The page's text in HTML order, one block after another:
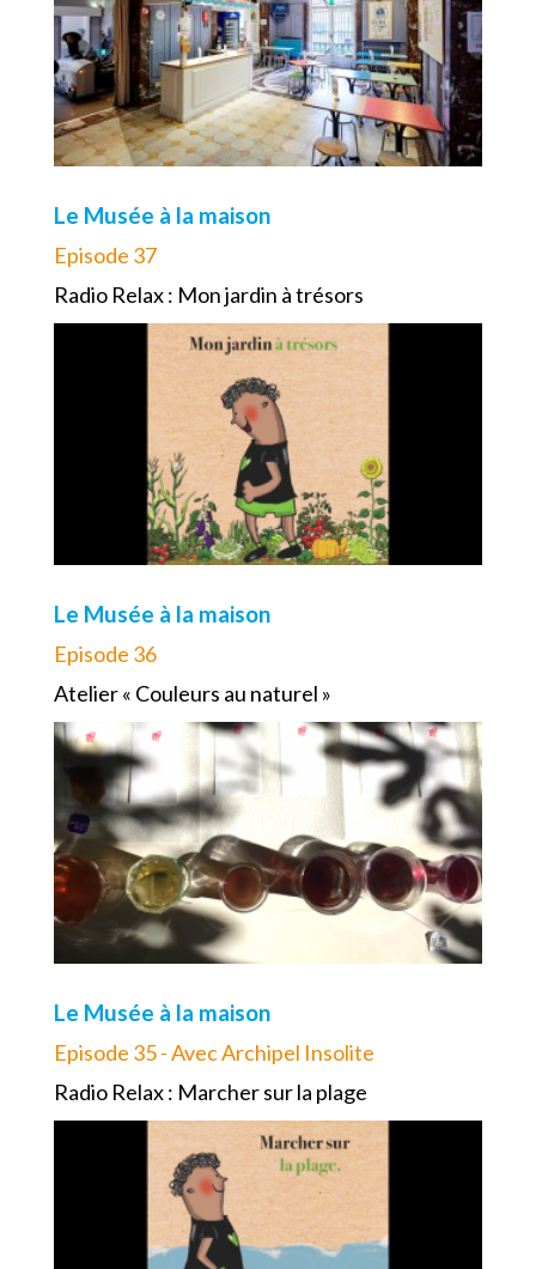
Le Musée à la maison
Episode 37
Radio Relax : Mon jardin à trésors
Le Musée à la maison
Episode 36
Atelier « Couleurs au naturel »
Le Musée à la maison
Episode 35 - Avec Archipel Insolite
Radio Relax : Marcher sur la plage